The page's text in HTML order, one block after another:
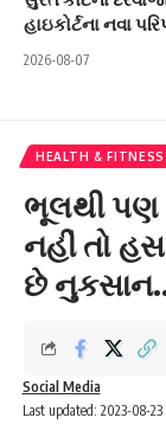
હાઇકોર્ટના નવા
2026-08-07
HEALTH & FITNESS
ભૂલથી પણ
નહીં તો
છે
Last updated: 2023-08-23
Social Media